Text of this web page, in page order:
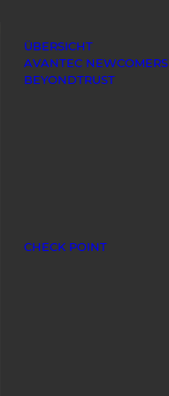
ÜBERSICHT
AVANTEC NEWCOMERS
BEYONDTRUST
CHECK POINT